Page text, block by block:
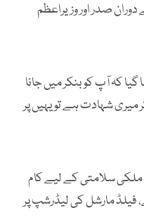
صدر اور وزیراعظم
کہ آپ کو بنکر میں جانا
شہادت ہے تو یہیں پر
ملکی سلامتی کے لیے کام
مارشل کی لیڈرشپ پر